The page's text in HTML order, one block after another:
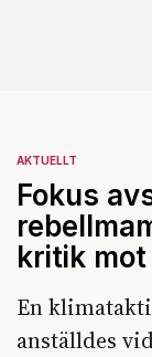
AKTUELLT
Fokus
kritik mot
En
anställdes